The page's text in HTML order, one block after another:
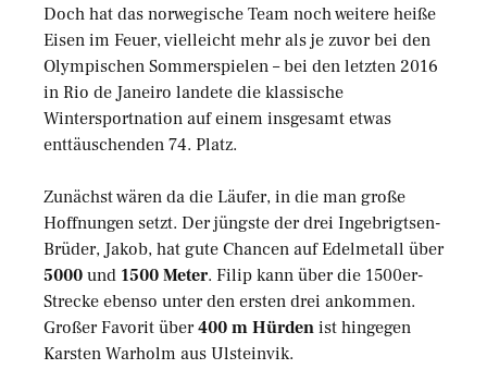
Doch hat das norwegische Team noch weitere heiße
Eisen im Feuer, vielleicht mehr als je zuvor bei den
Olympischen Sommerspielen – bei den letzten 2016
in Rio de Janeiro landete die klassische
Wintersportnation auf einem insgesamt etwas
enttäuschenden 74. Platz.
Zunächst wären da die Läufer, in die man große
Hoffnungen setzt. Der jüngste der drei Ingebrigtsen-
Brüder, Jakob, hat gute Chancen auf Edelmetall über
5000 und 1500 Meter. Filip kann über die 1500er-
Strecke ebenso unter den ersten drei ankommen.
Großer Favorit über400 m Hürden ist hingegen
Karsten Warholm aus Ulsteinvik.